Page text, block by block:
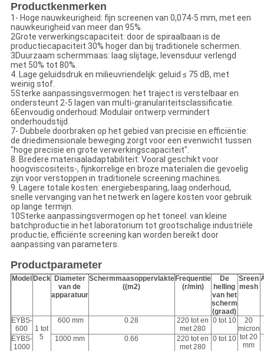
Productkenmerken
1- Hoge nauwkeurigheid: fijn screenen van 0,074-5 mm, met een
nauwkeurigheid van meer dan 95%.
2Grote verwerkingscapaciteit: door de spiraalbaan is de
productiecapaciteit 30% hoger dan bij traditionele schermen.
3Duurzaam schermmaas: laag slijtage, levensduur verlengd
met 50% tot 80%.
4. Lage geluidsdruk en milieuvriendelijk: geluid ≤ 75 dB, met
weinig stof.
5Sterke aanpassingsvermogen: het traject is verstelbaar en
ondersteunt 2-5 lagen van multi-granulariteitsclassificatie.
6Eenvoudig onderhoud: Modulair ontwerp vermindert
onderhoudstijd.
7- Dubbele doorbraken op het gebied van precisie en efficiëntie:
de driedimensionale beweging zorgt voor een evenwicht tussen
"hoge precisie en grote verwerkingscapaciteit".
8. Bredere materiaaladaptabiliteit: Vooral geschikt voor
hoogviscositeits-, fijnkorrelige en broze materialen die gevoelig
zijn voor verstoppen in traditionele screening machines.
9. Lagere totale kosten: energiebesparing, laag onderhoud,
snelle vervanging van het netwerk en lagere kosten voor gebruik
op lange termijn.
10Sterke aanpassingsvermogen op het toneel: van kleine
batchproductie in het laboratorium tot grootschalige industriële
productie, efficiënte screening kan worden bereikt door
aanpassing van parameters.
Productparameter
Model Deck Diameter
van de
apparatuur
Schermmaasoppervlakte
((m2)
Frequentie
(r/min)
De
helling
van het
scherm
(graad)
Sreen
mesh
EYBS-
600
1 tot
5
600 mm 0.28
220 tot en
met 280
0 tot 10
20
micron
tot 20
mm
EYBS-
1000
1000 mm 0.66
220 tot en
met 280
0 tot 10